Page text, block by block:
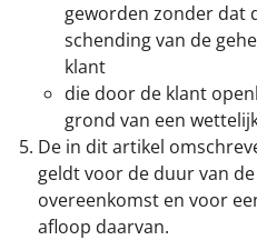
geworden zonder dat
schending van de
klant
die door de klant
grond van een
De in dit artikel
geldt voor de duur van
overeenkomst en voor
afloop daarvan.